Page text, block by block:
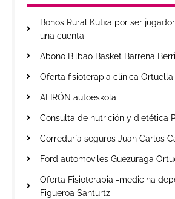
Bonos Rural Kutxa por ser
una cuenta
Abono Bilbao Basket Barrena Berri
Oferta fisioterapia clínica Ortuella
ALIRÓN autoeskola
Consulta de nutrición y dietética
Correduría seguros Juan Carlos
Ford automoviles Guezuraga
Oferta Fisioterapia -medicina
Figueroa Santurtzi